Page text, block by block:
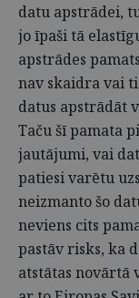
datu apstrādei,
jo īpaši tā
apstrādes
nav skaidra vai
datus apstrādāt
Taču šī pamata
jautājumi, vai
patiesi varētu
neizmanto šo
neviens cits
pastāv risks, ka
atstātas novārtā